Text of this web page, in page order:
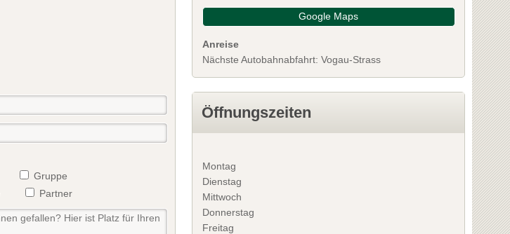
Gruppe
Partner
Google Maps
Anreise
Nächste Autobahnabfahrt: Vogau-Strass
Öffnungszeiten
Montag
Dienstag
Mittwoch
Donnerstag
Freitag